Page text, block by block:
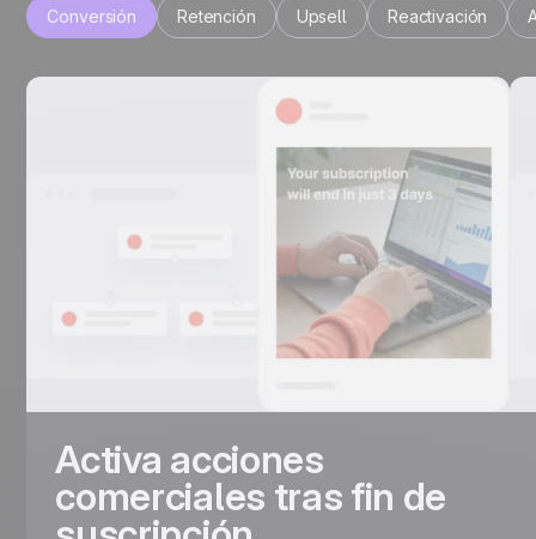
Conversión Retención Upsell Reactivación
Activa acciones
comerciales tras fin de